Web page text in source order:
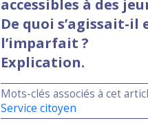
accessibles à des
De quoi s’agissait-
l’imparfait ?
Explication.
Mots-clés associés à cet
Service citoyen